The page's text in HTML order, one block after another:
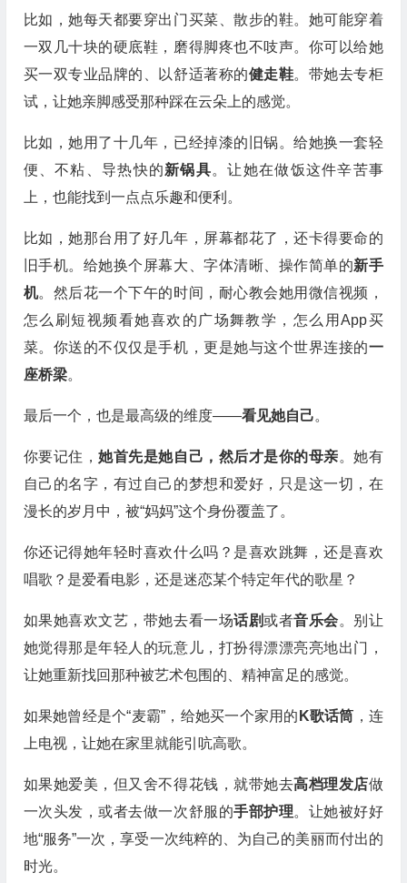
比如，她每天都要穿出门买菜、散步的鞋。她可能穿着
一双几十块的硬底鞋，磨得脚疼也不吱声。你可以给她
买一双专业品牌的、以舒适著称的健走鞋。带她去专柜
试，让她亲脚感受那种踩在云朵上的感觉。
比如，她用了十几年，已经掉漆的旧锅。给她换一套轻
便、不粘、导热快的新锅具。让她在做饭这件辛苦事
上，也能找到一点点乐趣和便利。
比如，她那台用了好几年，屏幕都花了，还卡得要命的
旧手机。给她换个屏幕大、字体清晰、操作简单的新手
机。然后花一个下午的时间，耐心教会她用微信视频，
怎么刷短视频看她喜欢的广场舞教学，怎么用App买
菜。你送的不仅仅是手机，更是她与这个世界连接的一
座桥梁。
最后一个，也是最高级的维度——看见她自己。
你要记住，她首先是她自己，然后才是你的母亲。她有
自己的名字，有过自己的梦想和爱好，只是这一切，在
漫长的岁月中，被“妈妈”这个身份覆盖了。
你还记得她年轻时喜欢什么吗？是喜欢跳舞，还是喜欢
唱歌？是爱看电影，还是迷恋某个特定年代的歌星？
如果她喜欢文艺，带她去看一场话剧或者音乐会。别让
她觉得那是年轻人的玩意儿，打扮得漂漂亮亮地出门，
让她重新找回那种被艺术包围的、精神富足的感觉。
如果她曾经是个“麦霸”，给她买一个家用的 K歌话筒 ，连
上电视，让她在家里就能引吭高歌。
如果她爱美，但又舍不得花钱，就带她去高档理发店做
一次头发，或者去做一次舒服的手部护理。让她被好好
地“服务”一次，享受一次纯粹的、为自己的美丽而付出的
时光。